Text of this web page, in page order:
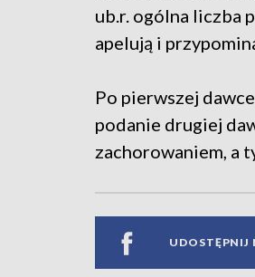
ub.r. ogólna liczba
apelują i
Po pierwszej
podanie drugiej
zachorowaniem, a
UDOSTĘPNIJ